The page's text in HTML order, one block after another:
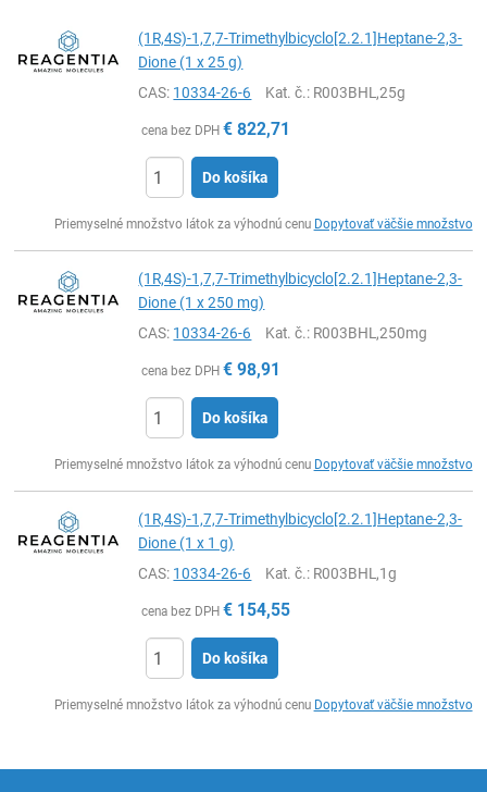
(1R,4S)-1,7,7-Trimethylbicyclo[2.2.1]Heptane-2,3-
Dione (1 x 25 g)
CAS: 10334-26-6 Kat. č.: R003BHL,25g
cena bez DPH € 822,71
Do košíka
Priemyselné množstvo látok za výhodnú cenu Dopytovať väčšie množstvo
(1R,4S)-1,7,7-Trimethylbicyclo[2.2.1]Heptane-2,3-
Dione (1 x 250 mg)
CAS: 10334-26-6 Kat. č.: R003BHL,250mg
cena bez DPH € 98,91
Do košíka
Priemyselné množstvo látok za výhodnú cenu Dopytovať väčšie množstvo
(1R,4S)-1,7,7-Trimethylbicyclo[2.2.1]Heptane-2,3-
Dione (1 x 1 g)
CAS: 10334-26-6 Kat. č.: R003BHL,1g
cena bez DPH € 154,55
Do košíka
Priemyselné množstvo látok za výhodnú cenu Dopytovať väčšie množstvo